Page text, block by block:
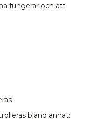
fungerar och att
bland annat: